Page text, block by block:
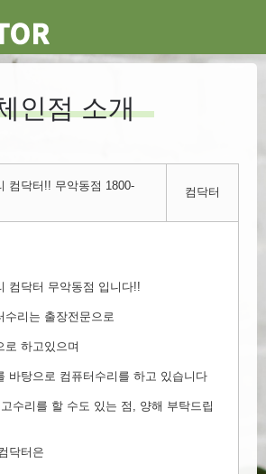
인점 소개
컴닥터!! 무악동점 1800-
컴닥터
컴닥터 무악동점 입니다!!
수리는 출장전문으로
로 하고있으며
바탕으로 컴퓨터수리를 하고 있습니다
수리를 할 수도 있는 점, 양해 부탁드립
닥터은